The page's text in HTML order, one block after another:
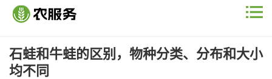
石蛙和牛蛙的区别，物种分类、分布和大小
均不同